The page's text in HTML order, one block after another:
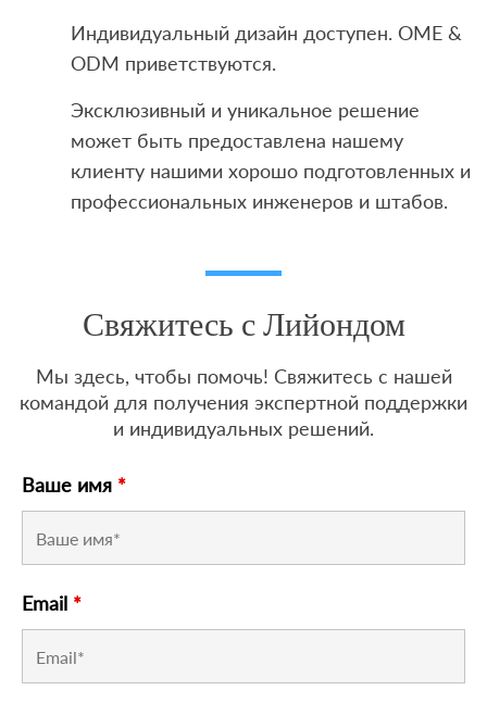
Индивидуальный дизайн доступен. OME &
ODM приветствуются.
Эксклюзивный и уникальное решение
может быть предоставлена ​​нашему
клиенту нашими хорошо подготовленных и
профессиональных инженеров и штабов.
Свяжитесь с Лийондом
Мы здесь, чтобы помочь! Свяжитесь с нашей
командой для получения экспертной поддержки
и индивидуальных решений.
Ваше имя *
Email *